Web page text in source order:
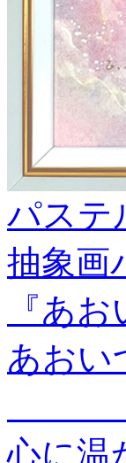
パステ
抽象画
『あ
あおい
心に温